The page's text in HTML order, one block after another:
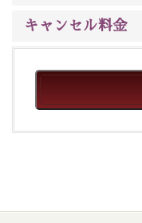
キャンセル料金